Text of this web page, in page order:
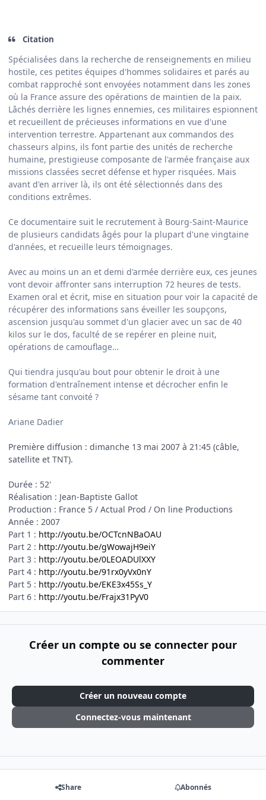
Citation
Spécialisées dans la recherche de renseignements en milieu
hostile, ces petites équipes d'hommes solidaires et parés au
combat rapproché sont envoyées notamment dans les zones
où la France assure des opérations de maintien de la paix.
Lâchés derrière les lignes ennemies, ces militaires espionnent
et recueillent de précieuses informations en vue d'une
intervention terrestre. Appartenant aux commandos des
chasseurs alpins, ils font partie des unités de recherche
humaine, prestigieuse composante de l'armée française aux
missions classées secret défense et hyper risquées. Mais
avant d'en arriver là, ils ont été sélectionnés dans des
conditions extrêmes.
Ce documentaire suit le recrutement à Bourg-Saint-Maurice
de plusieurs candidats âgés pour la plupart d'une vingtaine
d'années, et recueille leurs témoignages.
Avec au moins un an et demi d'armée derrière eux, ces jeunes
vont devoir affronter sans interruption 72 heures de tests.
Examen oral et écrit, mise en situation pour voir la capacité de
récupérer des informations sans éveiller les soupçons,
ascension jusqu'au sommet d'un glacier avec un sac de 40
kilos sur le dos, faculté de se repérer en pleine nuit,
opérations de camouflage…
Qui tiendra jusqu'au bout pour obtenir le droit à une
formation d'entraînement intense et décrocher enfin le
sésame tant convoité ?
Ariane Dadier
Première diffusion : dimanche 13 mai 2007 à 21:45 (câble,
satellite et TNT).
Durée : 52'
Réalisation : Jean-Baptiste Gallot
Production : France 5 / Actual Prod / On line Productions
Année : 2007
Part 1 : http://youtu.be/OCTcnNBaOAU
Part 2 : http://youtu.be/gWowajH9eiY
Part 3 : http://youtu.be/0LEOADUlXXY
Part 4 : http://youtu.be/91rx0yVx0nY
Part 5 : http://youtu.be/EKE3x45Ss_Y
Part 6 : http://youtu.be/Frajx31PyV0
Créer un compte ou se connecter pour
commenter
Créer un nouveau compte
Connectez-vous maintenant
Share Abonnés